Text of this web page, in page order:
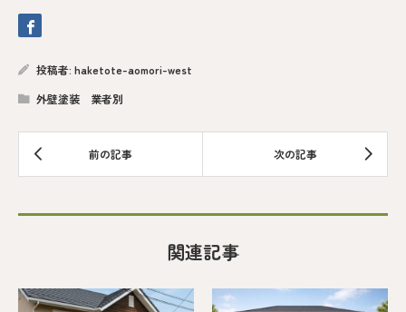
投稿者: haketote-aomori-west
外壁塗装 業者別
関連記事